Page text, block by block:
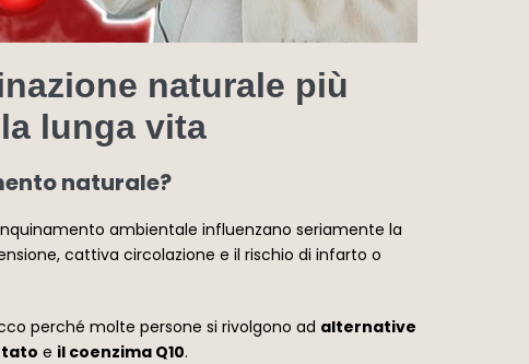
naturale più
lunga vita
naturale?
ambientale influenzano seriamente la
cattiva circolazione e il rischio di infarto o
perché molte persone si rivolgono ad alternative
e il coenzima Q10.